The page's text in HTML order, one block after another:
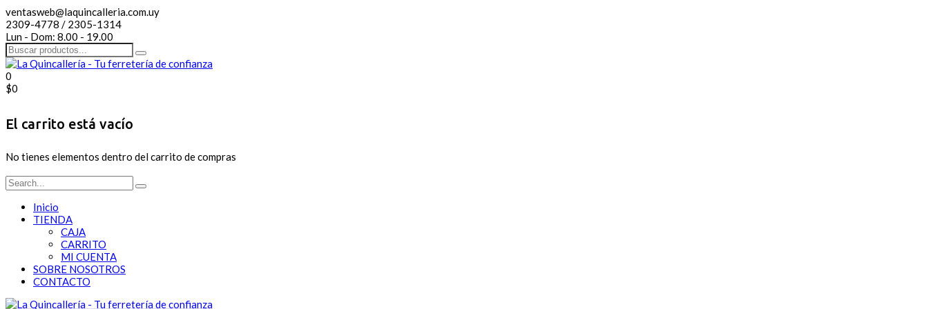
ventasweb@laquincalleria.com.uy
2309-4778 / 2305-1314
Lun - Dom: 8.00 - 19.00
0
$0
El carrito está vacío
No tienes elementos dentro del carrito de compras
Inicio
TIENDA
CAJA
CARRITO
MI CUENTA
SOBRE NOSOTROS
CONTACTO